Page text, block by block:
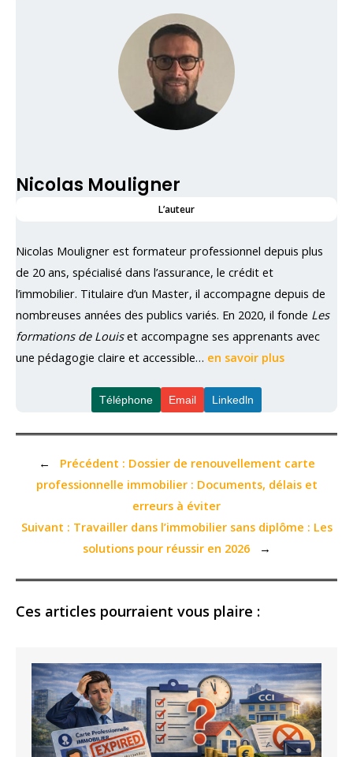
Nicolas Mouligner
L’auteur
Nicolas Mouligner est formateur professionnel depuis plus
de 20 ans, spécialisé dans l’assurance, le crédit et
l’immobilier. Titulaire d’un Master, il accompagne depuis de
nombreuses années des publics variés. En 2020, il fonde Les
formations de Louiset accompagne ses apprenants avec
une pédagogie claire et accessible… en savoir plus
Téléphone Email Linkedln
← Précédent : Dossier de renouvellement carte
professionnelle immobilier : Documents, délais et
erreurs à éviter
Suivant : Travailler dans l’immobilier sans diplôme : Les
solutions pour réussir en 2026
→
Ces articles pourraient vous plaire :